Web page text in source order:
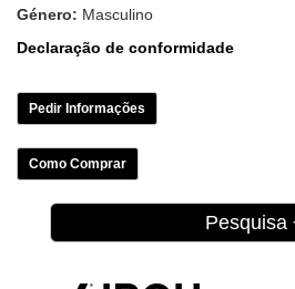
Género: Masculino
Declaração de conformidade
Pedir Informações
Como Comprar
Pesquisa